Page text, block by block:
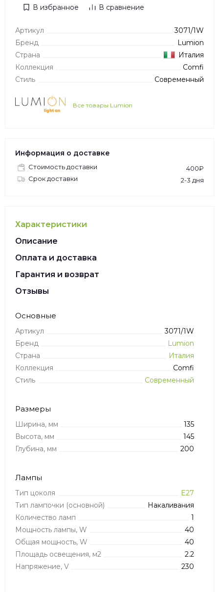
В избранное В сравнение
Артикул
3071/1W
Бренд
Lumion
Страна
Италия
Коллекция
Comfi
Стиль
Современный
Все товары Lumion
Информация о доставке
Стоимость доставки
400₽
Срок доставки
2-3 дня
Характеристики
Описание
Оплата и доставка
Гарантия и возврат
Отзывы
Основные
Артикул
3071/1W
Бренд
Lumion
Страна
Италия
Коллекция
Comfi
Стиль
Современный
Размеры
Ширина, мм
135
Высота, мм
145
Глубина, мм
200
Лампы
Тип цоколя
E27
Тип лампочки (основной)
Накаливания
Количество ламп
1
Мощность лампы, W
40
Общая мощность, W
40
Площадь освещения, м2
2.2
Напряжение, V
230